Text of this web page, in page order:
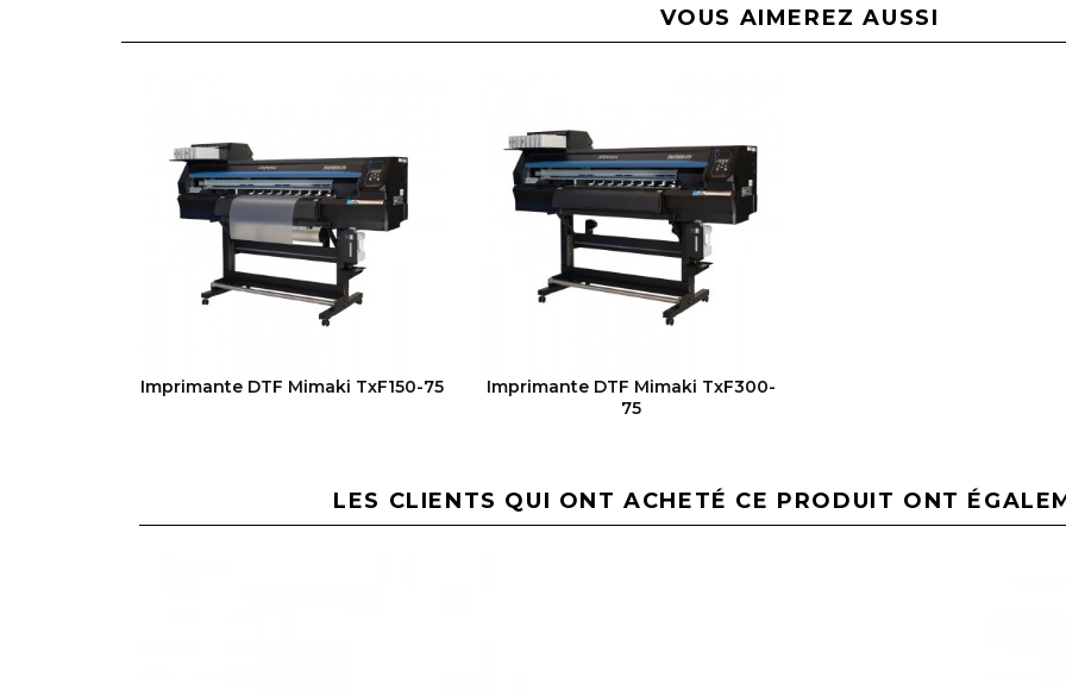
VOUS AIMEREZ AUSSI
VOIR LE PRODUIT
Imprimante DTF Mimaki TxF150-75 VOIR LE PRODUIT
Imprimante DTF Mimaki TxF300-
75
LES CLIENTS QUI ONT ACHETÉ CE PRODUIT ONT